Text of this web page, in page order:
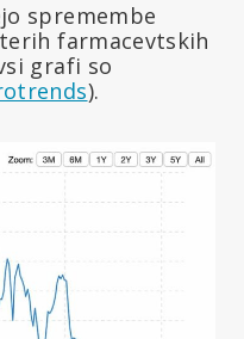
spremembe
farmacevtskih
grafi so
).